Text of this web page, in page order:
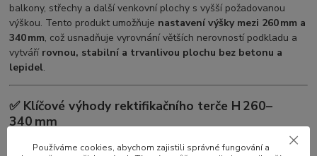
balkony, střechy a další venkovní plochy s vyšší požadovanou
výškou. Tento produkt umožňuje nastavení výšky mezi 260 mm a
340 mm, což usnadňuje vyrovnání větších nerovností podkladu a
vytváří rovnou, stabilní a trvanlivou plochu bez betonu a
lepidel.
✅ Klíčové výhody rektifikačního terče H 260–
340 mm
🔧Velký rozsah nastavení výšky:260 mm až 340 mm —
Používáme cookies, abychom zajistili správné fungování a